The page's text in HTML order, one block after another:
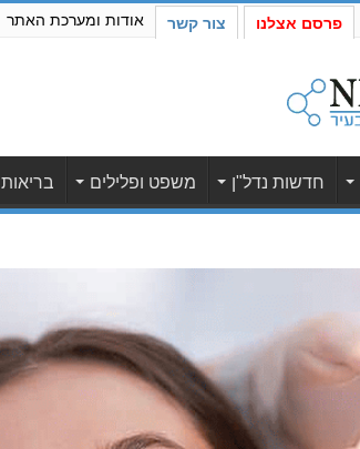
פרסם אצלנו צור קשר אודות ומערכת האתר
חדשות נדל"ן משפט ופלילים בריאות